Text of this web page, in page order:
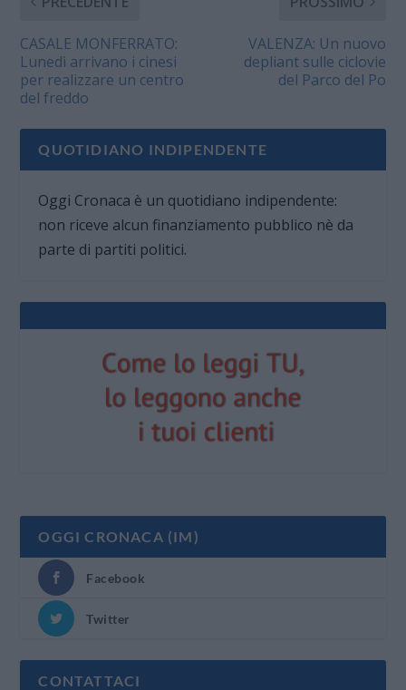
CASALE MONFERRATO:
Lunedì arrivano i cinesi
per realizzare un centro
del freddo
VALENZA: Un nuovo
depliant sulle ciclovie
del Parco del Po
QUOTIDIANO INDIPENDENTE
Oggi Cronaca è un quotidiano indipendente:
non riceve alcun finanziamento pubblico nè da
parte di partiti politici.
OGGI CRONACA (IM)
Facebook
Twitter
CONTATTACI